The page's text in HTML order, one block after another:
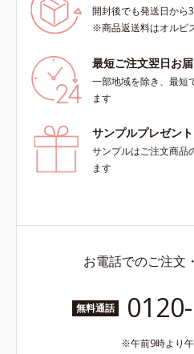
開封後でも発送日から
※商品返送料はオルビ
最短ご注文翌日お
一部地域を除き、最短
ます
サンプルプレゼント
サンプルはご注文商品
ます
お電話でのご注文
無料通話
午前9時より